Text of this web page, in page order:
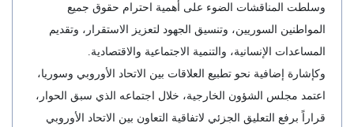
وسلطت المناقشات الضوء على أهمية احترام حقوق جميع
المواطنين السوريين، وتنسيق الجهود لتعزيز الاستقرار، وتقديم
المساعدات الإنسانية، والتنمية الاجتماعية والاقتصادية.
وكإشارة إضافية نحو تطبيع العلاقات بين الاتحاد الأوروبي وسوريا،
اعتمد مجلس الشؤون الخارجية، خلال اجتماعه الذي سبق الحوار،
قراراً برفع التعليق الجزئي لاتفاقية التعاون بين الاتحاد الأوروبي